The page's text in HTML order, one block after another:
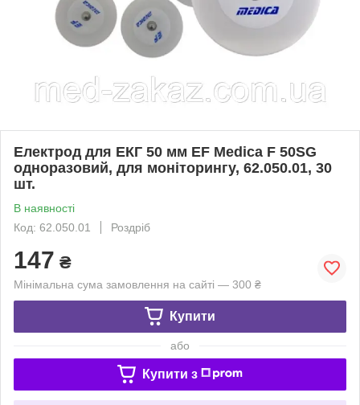
Електрод для ЕКГ 50 мм EF Medica F 50SG
одноразовий, для моніторингу, 62.050.01, 30
шт.
В наявності
Код: 62.050.01
Роздріб
147 ₴
Мінімальна сума замовлення на сайті — 300 ₴
Купити
або
Купити з